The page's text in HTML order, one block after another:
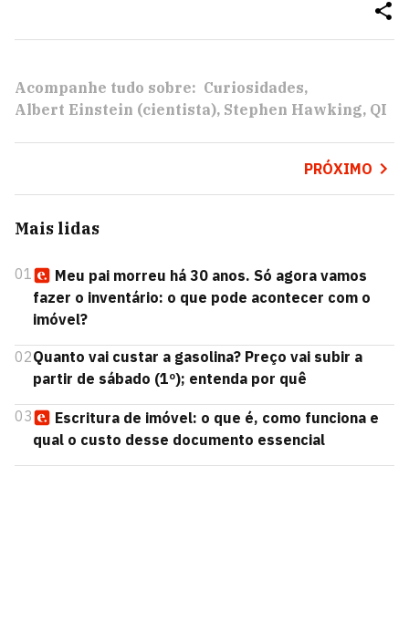
Acompanhe tudo sobre: Curiosidades
Albert Einstein (cientista) Stephen Hawking QI
PRÓXIMO
Mais lidas
01
Meu pai morreu há 30 anos. Só agora vamos
fazer o inventário: o que pode acontecer com o
imóvel?
02Quanto vai custar a gasolina? Preço vai subir a
partir de sábado (1º); entenda por quê
03
Escritura de imóvel: o que é, como funciona e
qual o custo desse documento essencial